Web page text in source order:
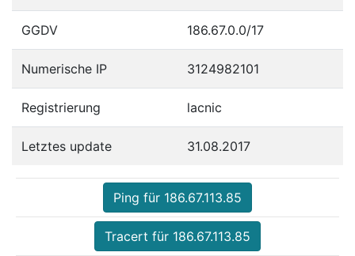
GGDV 186.67.0.0/17
Numerische IP 3124982101
Registrierung lacnic
Letztes update 31.08.2017
Ping für 186.67.113.85
Tracert für 186.67.113.85